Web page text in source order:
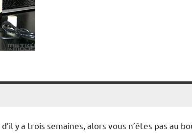
y a trois semaines, alors vous n’êtes pas au